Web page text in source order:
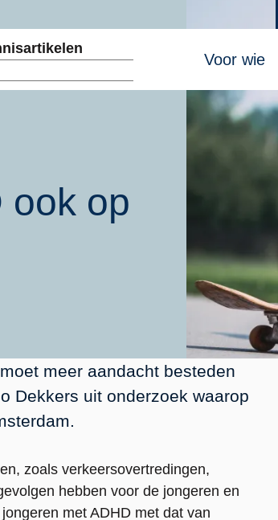
Voor wie
ook op
meer aandacht besteden
Dekkers uit onderzoek waarop
zoals verkeersovertredingen,
hebben voor de jongeren en
met ADHD met dat van